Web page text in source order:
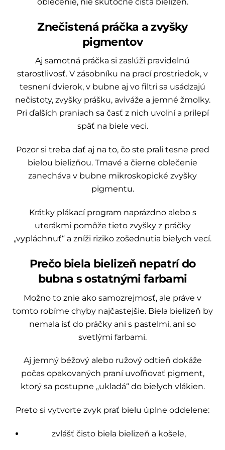
Znečistená práčka a zvyšky
pigmentov
Aj samotná práčka si zaslúži pravidelnú
starostlivosť. V zásobníku na prací prostriedok, v
tesnení dvierok, v bubne aj vo filtri sa usádzajú
nečistoty, zvyšky prášku, aviváže a jemné žmolky.
Pri ďalších praniach sa časť z nich uvoľní a prilepí
späť na biele veci.
Pozor si treba dať aj na to, čo ste prali tesne pred
bielou bielizňou. Tmavé a čierne oblečenie
zanecháva v bubne mikroskopické zvyšky
pigmentu.
Krátky plákací program naprázdno alebo s
uterákmi pomôže tieto zvyšky z práčky
„vypláchnuť“ a zníži riziko zošednutia bielych vecí.
Prečo biela bielizeň nepatrí do
bubna s ostatnými farbami
Možno to znie ako samozrejmosť, ale práve v
tomto robíme chyby najčastejšie. Biela bielizeň by
nemala ísť do práčky ani s pastelmi, ani so
svetlými farbami.
Aj jemný béžový alebo ružový odtieň dokáže
počas opakovaných praní uvoľňovať pigment,
ktorý sa postupne „ukladá“ do bielych vlákien.
Preto si vytvorte zvyk prať bielu úplne oddelene:
zvlášť čisto biela bielizeň a košele,